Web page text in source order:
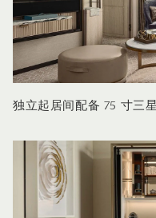
独立起居间配备 75 寸三